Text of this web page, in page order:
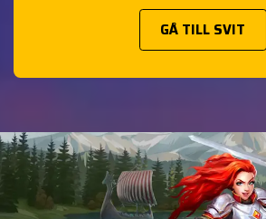
GÅ TILL SVIT